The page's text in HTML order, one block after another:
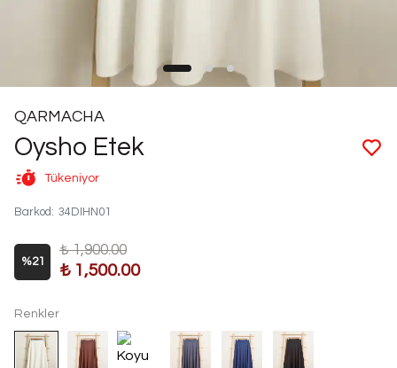
QARMACHA
Oysho Etek
Tükeniyor
Barkod : 34DIHN01
%21
₺ 1,900.00
₺ 1,500.00
Renkler